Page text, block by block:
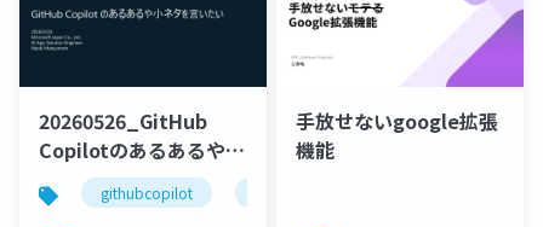
20260526_GitHub
Copilotのあるあるや小
ネタを言いたい_共有用
githubcopilot
手放せないgoogle拡張
機能